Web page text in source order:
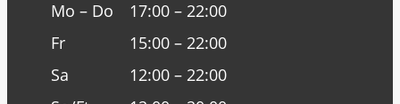
Mo – Do
17:00 – 22:00
Fr
15:00 – 22:00
Sa
12:00 – 22:00